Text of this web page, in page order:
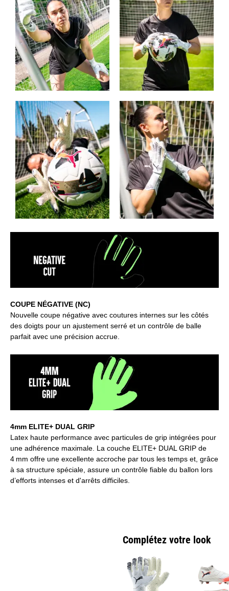
COUPE NÉGATIVE (NC)
Nouvelle coupe négative avec coutures internes sur les côtés
des doigts pour un ajustement serré et un contrôle de balle
parfait avec une précision accrue.
4mm ELITE+ DUAL GRIP
Latex haute performance avec particules de grip intégrées pour
une adhérence maximale. La couche ELITE+ DUAL GRIP de
4 mm offre une excellente accroche par tous les temps et, grâce
à sa structure spéciale, assure un contrôle fiable du ballon lors
d’efforts intenses et d'arrêts difficiles.
Complétez votre look